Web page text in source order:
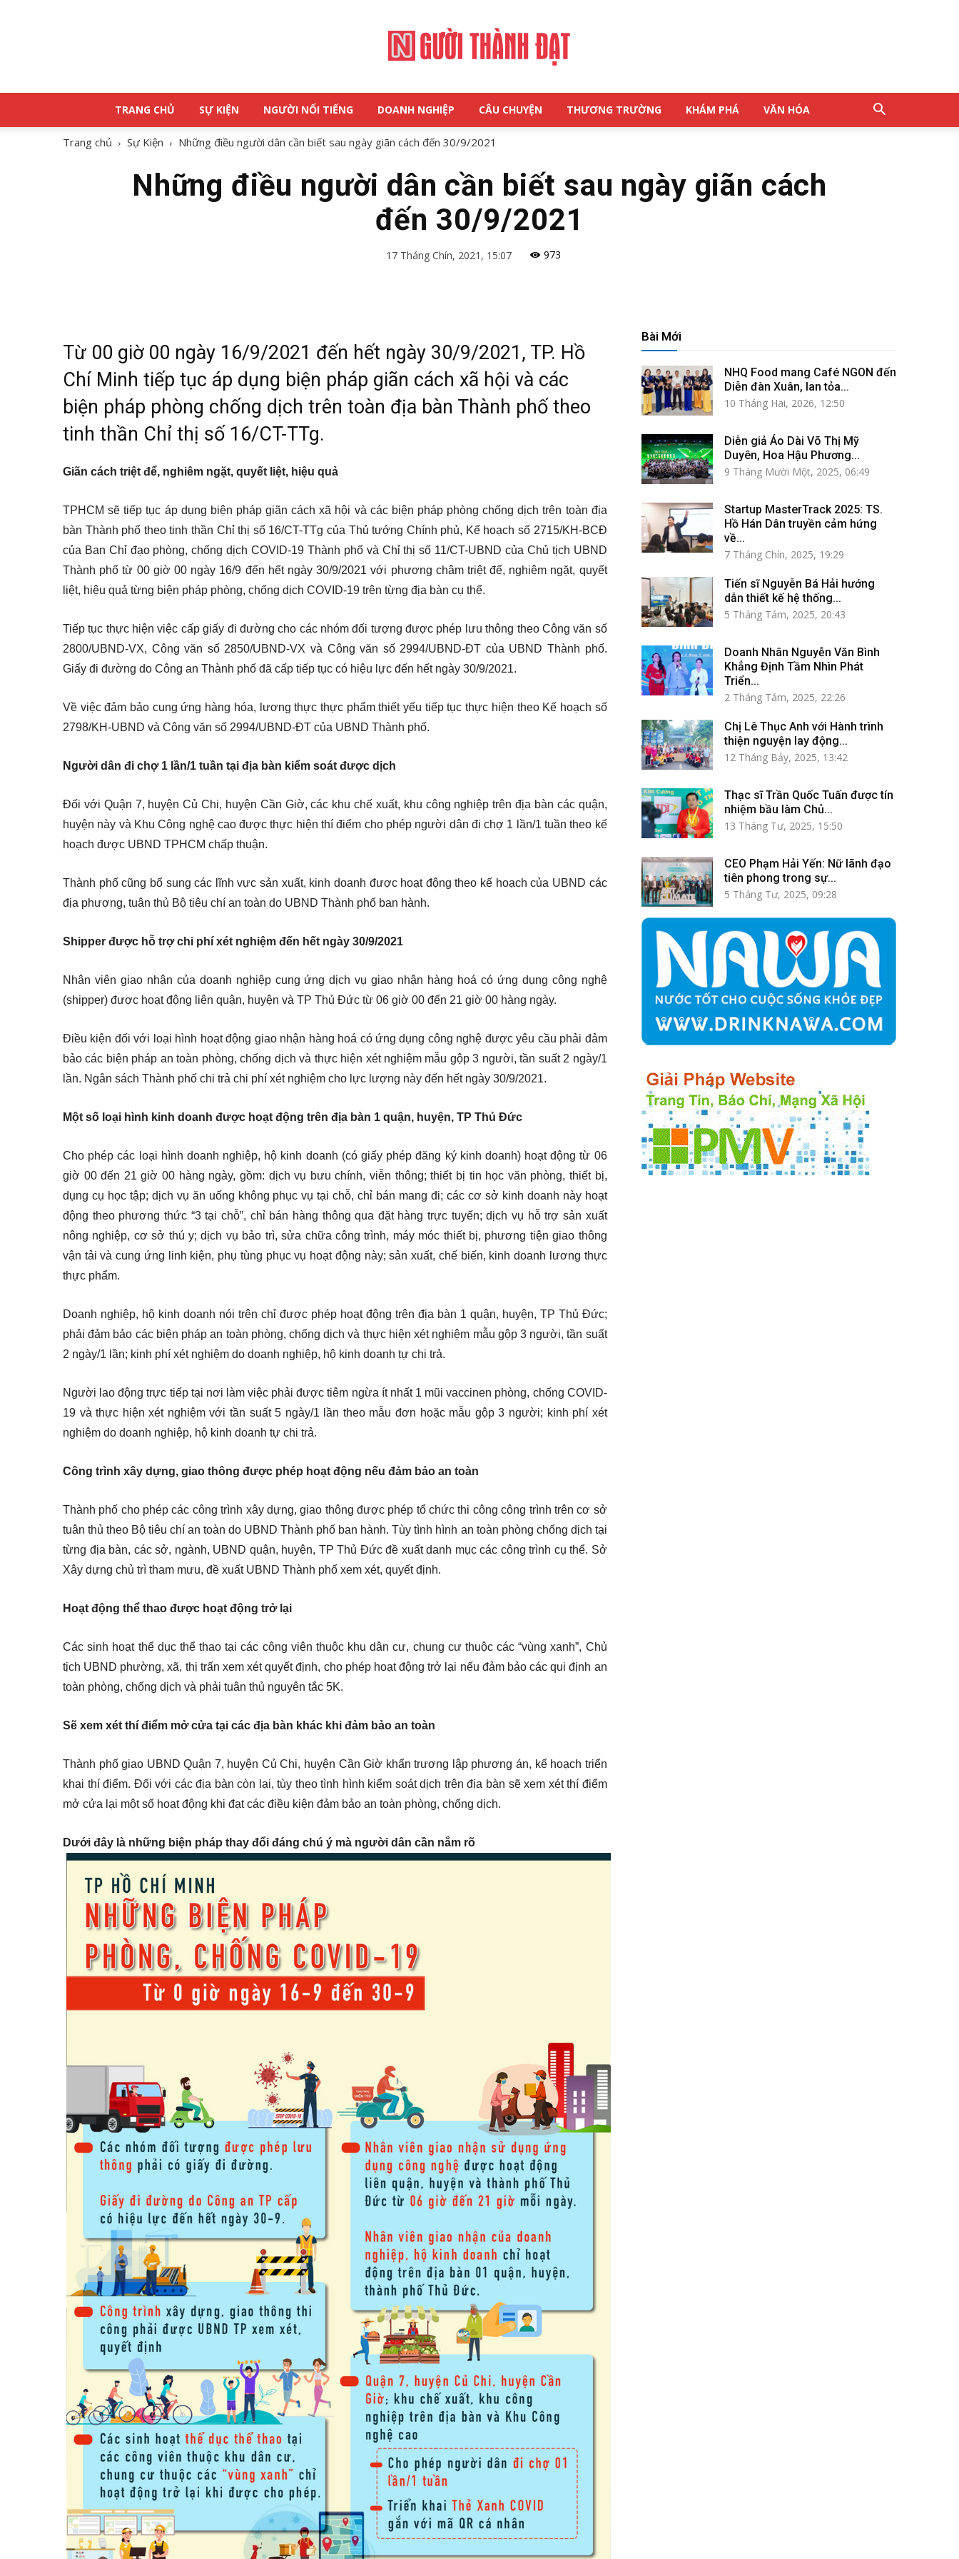
THÀNH
TRANG CHỦ SỰ KIỆN NGƯỜI NỔI TIẾNG DOANH NGHIỆP CÂU CHUYỆN THƯƠNG TRƯỜNG KHÁM PHÁ VĂN HÓA
Trang chủ Sự Kiện Những điều người dân cần biết sau ngày giãn cách đến 30/9/2021
Những điều người dân cần biết sau ngày giãn cách
đến 30/9/2021
17 Tháng Chín, 2021, 15:07 973
Từ 00 giờ 00 ngày 16/9/2021 đến hết ngày 30/9/2021, TP. Hồ
Chí Minh tiếp tục áp dụng biện pháp giãn cách xã hội và các
biện pháp phòng chống dịch trên toàn địa bàn Thành phố theo
tinh thần Chỉ thị số 16/CT-TTg.
Giãn cách triệt để, nghiêm ngặt, quyết liệt, hiệu quả
TPHCM sẽ tiếp tục áp dụng biện pháp giãn cách xã hội và các biện pháp phòng chống dịch trên toàn địa
bàn Thành phố theo tinh thần Chỉ thị số 16/CT-TTg của Thủ tướng Chính phủ, Kế hoạch số 2715/KH-BCĐ
của Ban Chỉ đạo phòng, chống dịch COVID-19 Thành phố và Chỉ thị số 11/CT-UBND của Chủ tịch UBND
Thành phố từ 00 giờ 00 ngày 16/9 đến hết ngày 30/9/2021 với phương châm triệt để, nghiêm ngặt, quyết
liệt, hiệu quả từng biện pháp phòng, chống dịch COVID-19 trên từng địa bàn cụ thể.
Tiếp tục thực hiện việc cấp giấy đi đường cho các nhóm đối tượng được phép lưu thông theo Công văn số
2800/UBND-VX, Công văn số 2850/UBND-VX và Công văn số 2994/UBND-ĐT của UBND Thành phố.
Giấy đi đường do Công an Thành phố đã cấp tiếp tục có hiệu lực đến hết ngày 30/9/2021.
Về việc đảm bảo cung ứng hàng hóa, lương thực thực phẩm thiết yếu tiếp tục thực hiện theo Kế hoạch số
2798/KH-UBND và Công văn số 2994/UBND-ĐT của UBND Thành phố.
Người dân đi chợ 1 lần/1 tuần tại địa bàn kiểm soát được dịch
Đối với Quận 7, huyện Củ Chi, huyện Cần Giờ, các khu chế xuất, khu công nghiệp trên địa bàn các quận,
huyện này và Khu Công nghệ cao được thực hiện thí điểm cho phép người dân đi chợ 1 lần/1 tuần theo kế
hoạch được UBND TPHCM chấp thuận.
Thành phố cũng bổ sung các lĩnh vực sản xuất, kinh doanh được hoạt động theo kế hoạch của UBND các
địa phương, tuân thủ Bộ tiêu chí an toàn do UBND Thành phố ban hành.
Shipper được hỗ trợ chi phí xét nghiệm đến hết ngày 30/9/2021
Nhân viên giao nhận của doanh nghiệp cung ứng dịch vụ giao nhận hàng hoá có ứng dụng công nghệ
(shipper) được hoạt động liên quận, huyện và TP Thủ Đức từ 06 giờ 00 đến 21 giờ 00 hàng ngày.
Điều kiện đối với loại hình hoạt động giao nhận hàng hoá có ứng dụng công nghệ được yêu cầu phải đảm
bảo các biện pháp an toàn phòng, chống dịch và thực hiện xét nghiệm mẫu gộp 3 người, tần suất 2 ngày/1
lần. Ngân sách Thành phố chi trả chi phí xét nghiệm cho lực lượng này đến hết ngày 30/9/2021.
Một số loại hình kinh doanh được hoạt động trên địa bàn 1 quận, huyện, TP Thủ Đức
Cho phép các loại hình doanh nghiệp, hộ kinh doanh (có giấy phép đăng ký kinh doanh) hoạt động từ 06
giờ 00 đến 21 giờ 00 hàng ngày, gồm: dịch vụ bưu chính, viễn thông; thiết bị tin học văn phòng, thiết bị,
dụng cụ học tập; dịch vụ ăn uống không phục vụ tại chỗ, chỉ bán mang đi; các cơ sở kinh doanh này hoạt
động theo phương thức “3 tại chỗ”, chỉ bán hàng thông qua đặt hàng trực tuyến; dịch vụ hỗ trợ sản xuất
nông nghiệp, cơ sở thú y; dịch vụ bảo trì, sửa chữa công trình, máy móc thiết bị, phương tiện giao thông
vận tải và cung ứng linh kiện, phụ tùng phục vụ hoạt động này; sản xuất, chế biến, kinh doanh lương thực
thực phẩm.
Doanh nghiệp, hộ kinh doanh nói trên chỉ được phép hoạt động trên địa bàn 1 quận, huyện, TP Thủ Đức;
phải đảm bảo các biện pháp an toàn phòng, chống dịch và thực hiện xét nghiệm mẫu gộp 3 người, tần suất
2 ngày/1 lần; kinh phí xét nghiệm do doanh nghiệp, hộ kinh doanh tự chi trả.
Người lao động trực tiếp tại nơi làm việc phải được tiêm ngừa ít nhất 1 mũi vaccinen phòng, chống COVID-
19 và thực hiện xét nghiệm với tần suất 5 ngày/1 lần theo mẫu đơn hoặc mẫu gộp 3 người; kinh phí xét
nghiệm do doanh nghiệp, hộ kinh doanh tự chi trả.
Công trình xây dựng, giao thông được phép hoạt động nếu đảm bảo an toàn
Thành phố cho phép các công trình xây dựng, giao thông được phép tổ chức thi công công trình trên cơ sở
tuân thủ theo Bộ tiêu chí an toàn do UBND Thành phố ban hành. Tùy tình hình an toàn phòng chống dịch tại
từng địa bàn, các sở, ngành, UBND quận, huyện, TP Thủ Đức đề xuất danh mục các công trình cụ thể. Sở
Xây dựng chủ trì tham mưu, đề xuất UBND Thành phố xem xét, quyết định.
Hoạt động thể thao được hoạt động trở lại
Các sinh hoạt thể dục thể thao tại các công viên thuộc khu dân cư, chung cư thuộc các “vùng xanh”, Chủ
tịch UBND phường, xã, thị trấn xem xét quyết định, cho phép hoạt động trở lại nếu đảm bảo các qui định an
toàn phòng, chống dịch và phải tuân thủ nguyên tắc 5K.
Sẽ xem xét thí điểm mở cửa tại các địa bàn khác khi đảm bảo an toàn
Thành phố giao UBND Quận 7, huyện Củ Chi, huyện Cần Giờ khẩn trương lập phương án, kế hoạch triển
khai thí điểm. Đối với các địa bàn còn lại, tùy theo tình hình kiểm soát dịch trên địa bàn sẽ xem xét thí điểm
mở cửa lại một số hoạt động khi đạt các điều kiện đảm bảo an toàn phòng, chống dịch.
Dưới đây là những biện pháp thay đổi đáng chú ý mà người dân cần nắm rõ
Bài Mới
NHQ Food mang Café NGON đến
Diễn đàn Xuân, lan tỏa...
10 Tháng Hai, 2026, 12:50
Diễn giả Áo Dài Võ Thị Mỹ
Duyên, Hoa Hậu Phương...
9 Tháng Mười Một, 2025, 06:49
Startup MasterTrack 2025: TS.
Hồ Hán Dân truyền cảm hứng
về...
7 Tháng Chín, 2025, 19:29
Tiến sĩ Nguyễn Bá Hải hướng
dẫn thiết kế hệ thống...
5 Tháng Tám, 2025, 20:43
Doanh Nhân Nguyễn Văn Bình
Khẳng Định Tầm Nhìn Phát
Triển...
2 Tháng Tám, 2025, 22:26
Chị Lê Thục Anh với Hành trình
thiện nguyện lay động...
12 Tháng Bảy, 2025, 13:42
Thạc sĩ Trần Quốc Tuấn được tín
nhiệm bầu làm Chủ...
13 Tháng Tư, 2025, 15:50
CEO Phạm Hải Yến: Nữ lãnh đạo
tiên phong trong sự...
5 Tháng Tư, 2025, 09:28